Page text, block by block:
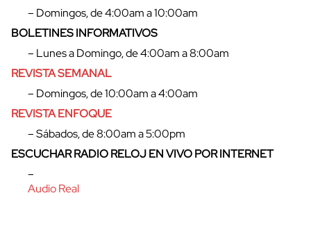
– Domingos, de 4:00am a 10:00am
BOLETINES INFORMATIVOS
– Lunes a Domingo, de 4:00am a 8:00am
REVISTA SEMANAL
– Domingos, de 10:00am a 4:00am
REVISTA ENFOQUE
– Sábados, de 8:00am a 5:00pm
ESCUCHAR RADIO RELOJ EN VIVO POR INTERNET
–
Audio Real